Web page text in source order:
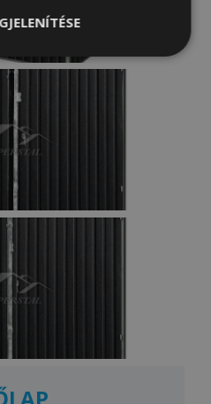
Teljesítmény
Funkcionalitás